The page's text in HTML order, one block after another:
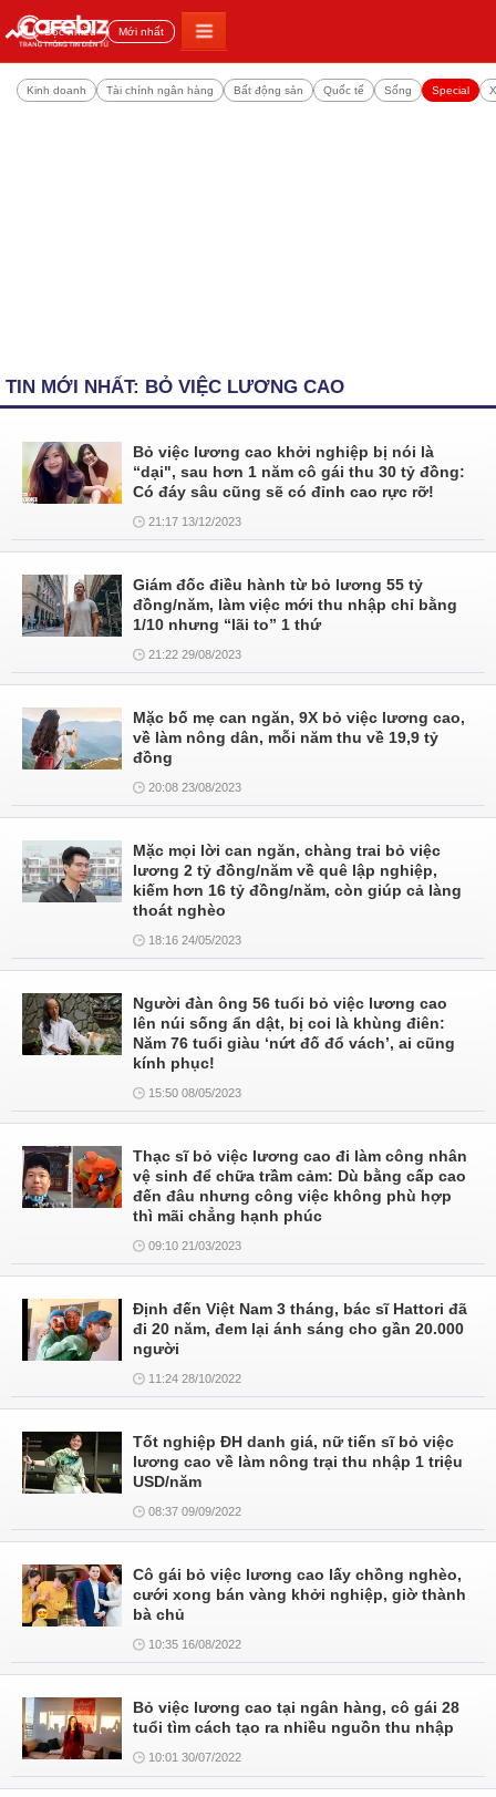
Đọc nhiều Mới nhất
Kinh doanh Tài chính ngân hàng Bất động sản Quốc tế Sống Special
TIN MỚI NHẤT: BỎ VIỆC LƯƠNG CAO
Bỏ việc lương cao khởi nghiệp bị nói là
“dại", sau hơn 1 năm cô gái thu 30 tỷ đồng:
Có đáy sâu cũng sẽ có đỉnh cao rực rỡ!
21:17 13/12/2023
Giám đốc điều hành từ bỏ lương 55 tỷ
đồng/năm, làm việc mới thu nhập chỉ bằng
1/10 nhưng “lãi to” 1 thứ
21:22 29/08/2023
Mặc bố mẹ can ngăn, 9X bỏ việc lương cao,
về làm nông dân, mỗi năm thu về 19,9 tỷ
đồng
20:08 23/08/2023
Mặc mọi lời can ngăn, chàng trai bỏ việc
lương 2 tỷ đồng/năm về quê lập nghiệp,
kiếm hơn 16 tỷ đồng/năm, còn giúp cả làng
thoát nghèo
18:16 24/05/2023
Người đàn ông 56 tuổi bỏ việc lương cao
lên núi sống ẩn dật, bị coi là khùng điên:
Năm 76 tuổi giàu ‘nứt đố đổ vách’, ai cũng
kính phục!
15:50 08/05/2023
Thạc sĩ bỏ việc lương cao đi làm công nhân
vệ sinh để chữa trầm cảm: Dù bằng cấp cao
đến đâu nhưng công việc không phù hợp
thì mãi chẳng hạnh phúc
09:10 21/03/2023
Định đến Việt Nam 3 tháng, bác sĩ Hattori đã
đi 20 năm, đem lại ánh sáng cho gần 20.000
người
11:24 28/10/2022
Tốt nghiệp ĐH danh giá, nữ tiến sĩ bỏ việc
lương cao về làm nông trại thu nhập 1 triệu
USD/năm
08:37 09/09/2022
Cô gái bỏ việc lương cao lấy chồng nghèo,
cưới xong bán vàng khởi nghiệp, giờ thành
bà chủ
10:35 16/08/2022
Bỏ việc lương cao tại ngân hàng, cô gái 28
tuổi tìm cách tạo ra nhiều nguồn thu nhập
10:01 30/07/2022